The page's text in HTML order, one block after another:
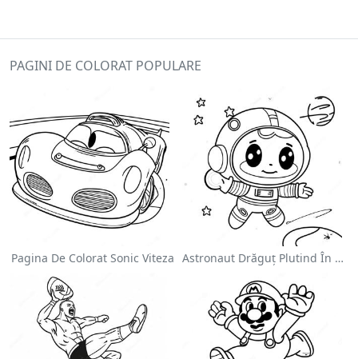
PAGINI DE COLORAT POPULARE
Pagina De Colorat Sonic Viteza Astronaut Drăguț Plutind În Spațiu - Pagina De Colorat